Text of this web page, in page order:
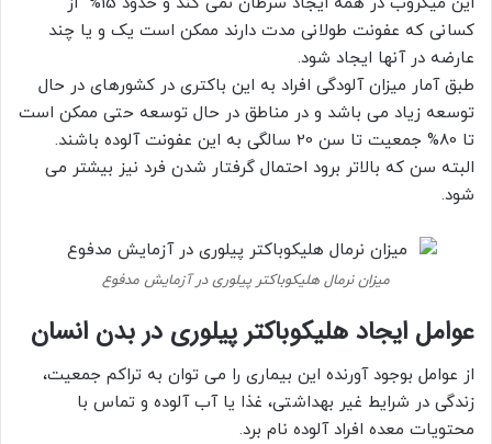
کسانی که عفونت طولانی مدت دارند ممکن است یک و یا چند
عارضه در آنها ایجاد شود.
طبق آمار میزان آلودگی افراد به این باکتری در کشورهای در حال
توسعه زیاد می باشد و در مناطق در حال توسعه حتی ممکن است
تا 80% جمعیت تا سن 20 سالگی به این عفونت آلوده باشند.
البته سن که بالاتر برود احتمال گرفتار شدن فرد نیز بیشتر می
شود.
میزان نرمال هلیکوباکتر پیلوری در آزمایش مدفوع
عوامل ایجاد هلیکوباکتر پیلوری در بدن انسان
از عوامل بوجود آورنده این بیماری را می توان به تراکم جمعیت،
زندگی در شرایط غیر بهداشتی، غذا یا آب آلوده و تماس با
محتویات معده افراد آلوده نام برد.